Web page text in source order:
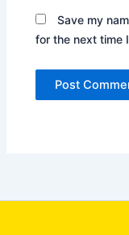
Save my
for the next time